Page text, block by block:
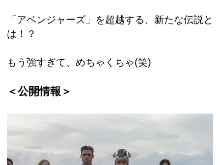
「アベンジャーズ」を超越する、新たな伝説と
は！？
もう強すぎて、めちゃくちゃ(笑)
＜公開情報＞